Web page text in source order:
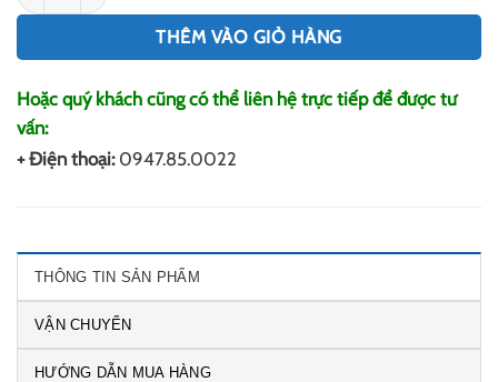
THÊM VÀO GIỎ HÀNG
Hoặc quý khách cũng có thể liên hệ trực tiếp để được tư
vấn:
+ Điện thoại: 0947.85.0022
THÔNG TIN SẢN PHẨM
VẬN CHUYỂN
HƯỚNG DẪN MUA HÀNG